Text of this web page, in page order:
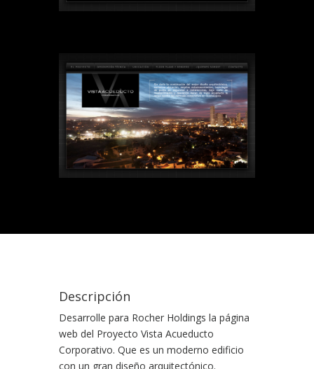
Descripción
Desarrolle para Rocher Holdings la página
web del Proyecto Vista Acueducto
Corporativo. Que es un moderno edificio
con un gran diseño arquitectónico.